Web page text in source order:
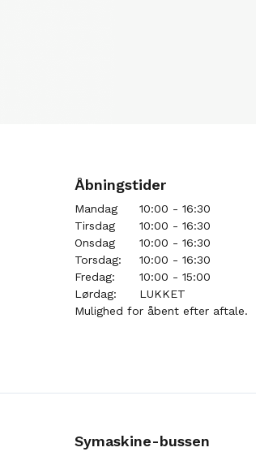
Åbningstider
Mandag
10:00 - 16:30
Tirsdag
10:00 - 16:30
Onsdag
10:00 - 16:30
Torsdag:
10:00 - 16:30
Fredag:
10:00 - 15:00
Lørdag:
LUKKET
Mulighed for åbent efter aftale.
Symaskine-bussen